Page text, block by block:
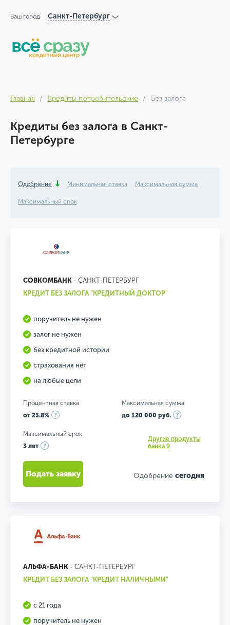
Ваш город Санкт-Петербург
Главная Кредиты потребительские Без залога
Кредиты без залога в Санкт-
Петербурге
Одобрение Минимальная ставка Максимальная сумма
Максимальный срок
СОВКОМБАНК - САНКТ-ПЕТЕРБУРГ
КРЕДИТ БЕЗ ЗАЛОГА "КРЕДИТНЫЙ ДОКТОР"
поручитель не нужен
залог не нужен
без кредитной истории
страхования нет
на любые цели
Процентная ставка
от 23.8%
Максимальная сумма
до 120 000 руб.
Максимальный срок
3 лет
Другие продукты
банка 9
Одобрение сегодня
Подать заявку
АЛЬФА-БАНК - САНКТ-ПЕТЕРБУРГ
КРЕДИТ БЕЗ ЗАЛОГА "КРЕДИТ НАЛИЧНЫМИ"
с 21 года
поручитель не нужен